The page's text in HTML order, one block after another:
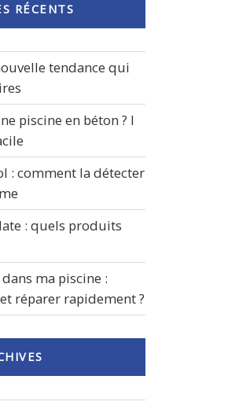
RÉCENTS
tendance qui
piscine en béton ? I
: comment la détecter
: quels produits
ma piscine :
réparer rapidement ?